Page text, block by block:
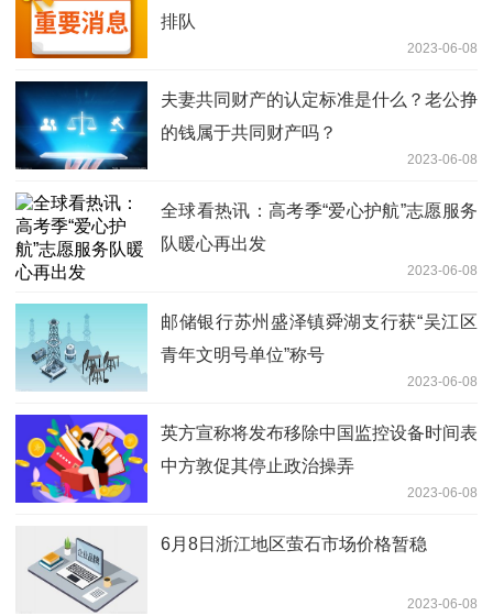
排队
2023-06-08
夫妻共同财产的认定标准是什么？老公挣
的钱属于共同财产吗？
2023-06-08
全球看热讯：高考季“爱心护航”志愿服务
队暖心再出发
2023-06-08
邮储银行苏州盛泽镇舜湖支行获“吴江区
青年文明号单位”称号
2023-06-08
英方宣称将发布移除中国监控设备时间表
中方敦促其停止政治操弄
2023-06-08
6月8日浙江地区萤石市场价格暂稳
2023-06-08